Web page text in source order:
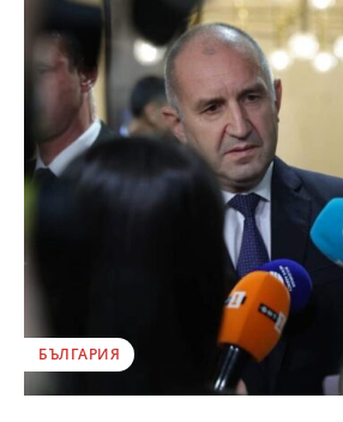
БЪЛГАРИЯ